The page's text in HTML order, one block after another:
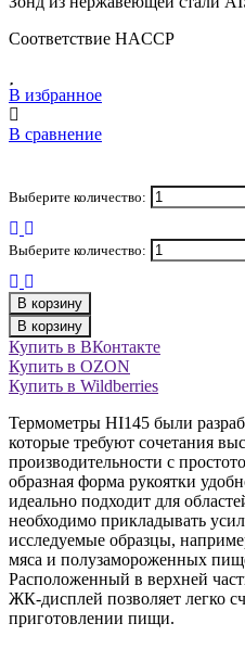
Соответствие HACCP
В избранное
В сравнение
Выберите количество:
Выберите количество:
В корзину
В корзину
Купить в ВКонтакте
Купить в OZON
Купить в Wildberries
Термометры HI145 были
которые требуют сочетания
производительности с
образная форма рукоятки
идеально подходит для
необходимо прикладывать
исследуемые образцы,
мяса и полузамороженных
Расположенный в верхней
ЖК-дисплей позволяет легко
приготовлении пищи.